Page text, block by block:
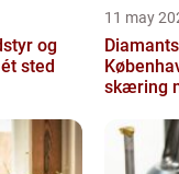
og
sted
11 may
skæring